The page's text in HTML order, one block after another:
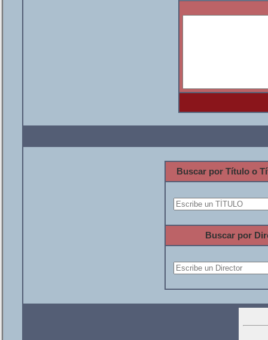
Buscar por Título o
Buscar por